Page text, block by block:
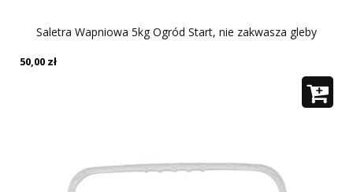
Saletra Wapniowa 5kg Ogród Start, nie zakwasza gleby
50,00 zł